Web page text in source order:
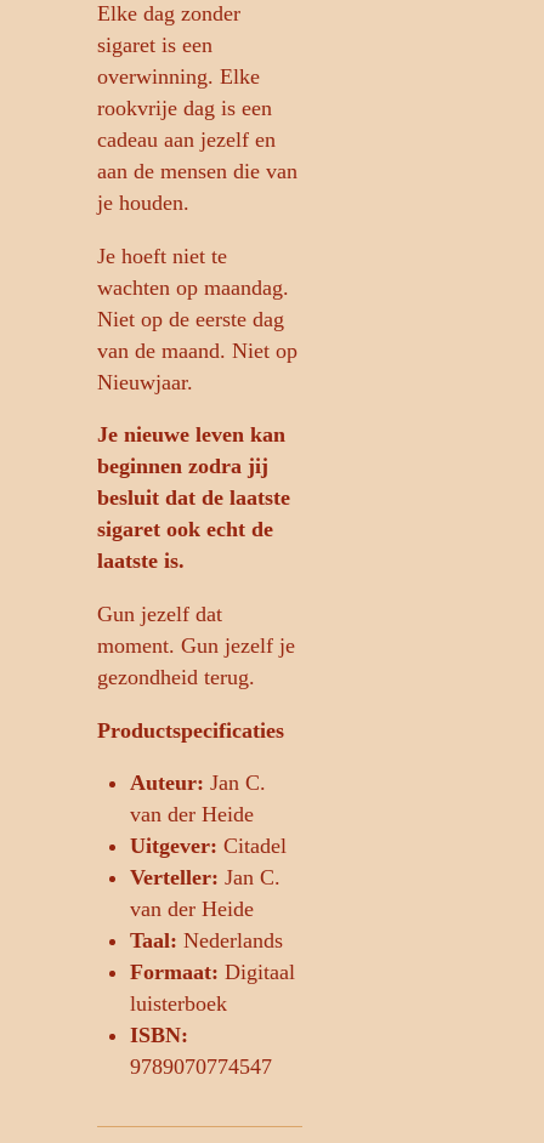
Elke dag zonder
sigaret is een
overwinning. Elke
rookvrije dag is een
cadeau aan jezelf en
aan de mensen die van
je houden.
Je hoeft niet te
wachten op maandag.
Niet op de eerste dag
van de maand. Niet op
Nieuwjaar.
Je nieuwe leven kan
beginnen zodra jij
besluit dat de laatste
sigaret ook echt de
laatste is.
Gun jezelf dat
moment. Gun jezelf je
gezondheid terug.
Productspecificaties
Auteur: Jan C.
van der Heide
Uitgever: Citadel
Verteller: Jan C.
van der Heide
Taal: Nederlands
Formaat: Digitaal
luisterboek
ISBN:
9789070774547